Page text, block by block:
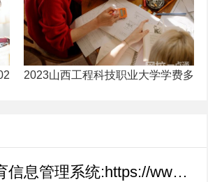
年中国排名前十的政法大学有哪些)
2023山西工程科技职业大学学费多少
河南省专业技术人员继续教育信息管理系统:https://www.hnzjgl.gov.cn/